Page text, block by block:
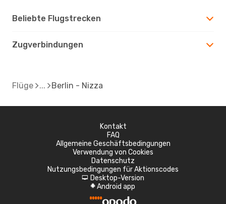
Beliebte Flugstrecken
Zugverbindungen
Flüge Berlin - Nizza
Kontakt
FAQ
Allgemeine Geschäftsbedingungen
Verwendung von Cookies
Datenschutz
Nutzungsbedingungen für Aktionscodes
d Desktop-Version
A Android app